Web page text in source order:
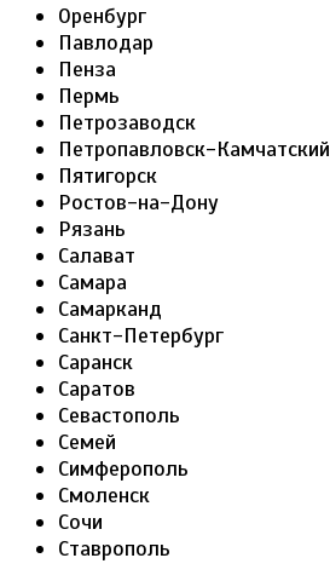
Оренбург
Павлодар
Пенза
Пермь
Петрозаводск
Петропавловск-Камчатский
Пятигорск
Ростов-на-Дону
Рязань
Салават
Самара
Самарканд
Санкт-Петербург
Саранск
Саратов
Севастополь
Семей
Симферополь
Смоленск
Сочи
Ставрополь